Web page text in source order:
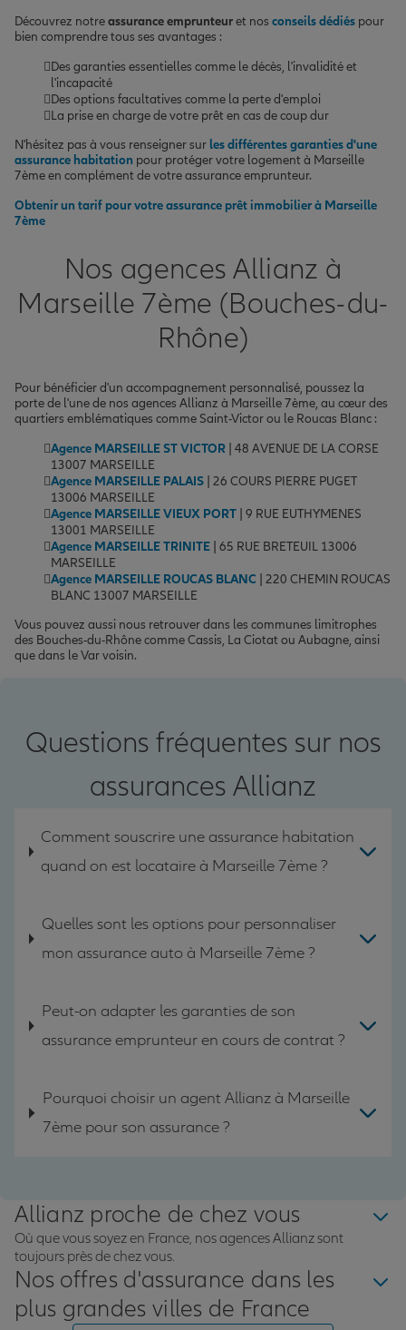
Découvrez notreassurance emprunteuret nos conseils dédiés pour
bien comprendre tous ses avantages :
Des garanties essentielles comme le décès, l'invalidité et
l'incapacité
Des options facultatives comme la perte d'emploi
La prise en charge de votre prêt en cas de coup dur
N'hésitez pas à vous renseigner sur les différentes garanties d'une
assurance habitation pour protéger votre logement à Marseille
7ème en complément de votre assurance emprunteur.
Obtenir un tarif pour votre assurance prêt immobilier à Marseille
7ème
Nos agences Allianz à
Marseille 7ème (Bouches-du-
Rhône)
Pour bénéficier d'un accompagnement personnalisé, poussez la
porte de l'une de nos agences Allianz à Marseille 7ème, au cœur des
quartiers emblématiques comme Saint-Victor ou le Roucas Blanc :
Agence MARSEILLE ST VICTOR | 48 AVENUE DE LA CORSE
13007 MARSEILLE
Agence MARSEILLE PALAIS | 26 COURS PIERRE PUGET
13006 MARSEILLE
Agence MARSEILLE VIEUX PORT | 9 RUE EUTHYMENES
13001 MARSEILLE
Agence MARSEILLE TRINITE | 65 RUE BRETEUIL 13006
MARSEILLE
Agence MARSEILLE ROUCAS BLANC | 220 CHEMIN ROUCAS
BLANC 13007 MARSEILLE
Vous pouvez aussi nous retrouver dans les communes limitrophes
des Bouches-du-Rhône comme Cassis, La Ciotat ou Aubagne, ainsi
que dans le Var voisin.
Questions fréquentes sur nos
assurances Allianz
Comment souscrire une assurance habitation
quand on est locataire à Marseille 7ème ?
Quelles sont les options pour personnaliser
mon assurance auto à Marseille 7ème ?
Peut-on adapter les garanties de son
assurance emprunteur en cours de contrat ?
Pourquoi choisir un agent Allianz à Marseille
7ème pour son assurance ?
Allianz proche de chez vous
Où que vous soyez en France, nos agences Allianz sont
toujours près de chez vous.
Nos offres d'assurance dans les
plus grandes villes de France